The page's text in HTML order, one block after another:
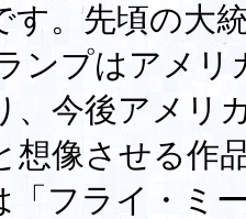
す。先頃の大
ンプはアメリ
、今後アメリ
想像させる作
フライ・ミ